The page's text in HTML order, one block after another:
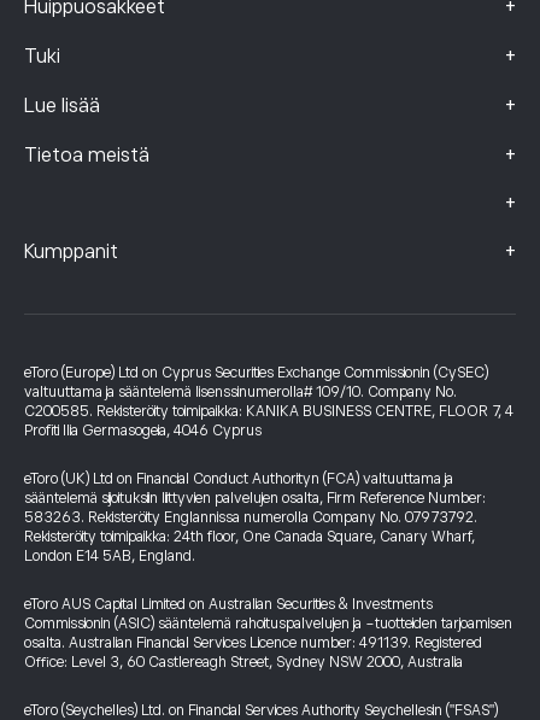
Huippuosakkeet +
Tuki +
Lue lisää +
Tietoa meistä +
+
Kumppanit +
eToro (Europe) Ltd on Cyprus Securities Exchange Commissionin (CySEC)
valtuuttama ja sääntelemä lisenssinumerolla# 109/10. Company No.
C200585. Rekisteröity toimipaikka: KANIKA BUSINESS CENTRE, FLOOR 7, 4
Profiti Ilia Germasogeia, 4046 Cyprus
eToro (UK) Ltd on Financial Conduct Authorityn (FCA) valtuuttama ja
sääntelemä sijoituksiin liittyvien palvelujen osalta, Firm Reference Number:
583263. Rekisteröity Englannissa numerolla Company No. 07973792.
Rekisteröity toimipaikka: 24th floor, One Canada Square, Canary Wharf,
London E14 5AB, England.
eToro AUS Capital Limited on Australian Securities & Investments
Commissionin (ASIC) sääntelemä rahoituspalvelujen ja -tuotteiden tarjoamisen
osalta. Australian Financial Services Licence number: 491139. Registered
Office: Level 3, 60 Castlereagh Street, Sydney NSW 2000, Australia
eToro (Seychelles) Ltd. on Financial Services Authority Seychellesin ("FSAS")